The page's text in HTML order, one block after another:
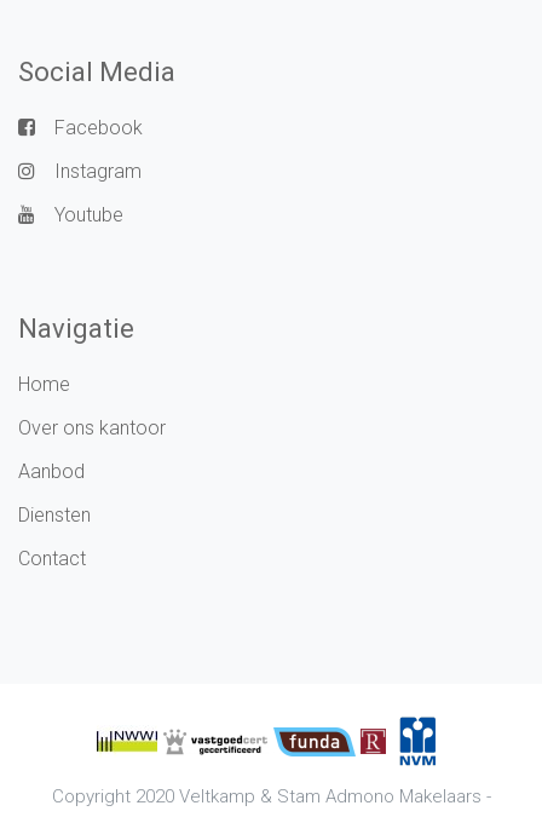
Social Media
Facebook
Instagram
Youtube
Navigatie
Home
Over ons kantoor
Aanbod
Diensten
Contact
Copyright 2020 Veltkamp & Stam Admono Makelaars -